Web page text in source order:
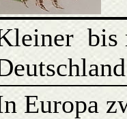
bis
Europa